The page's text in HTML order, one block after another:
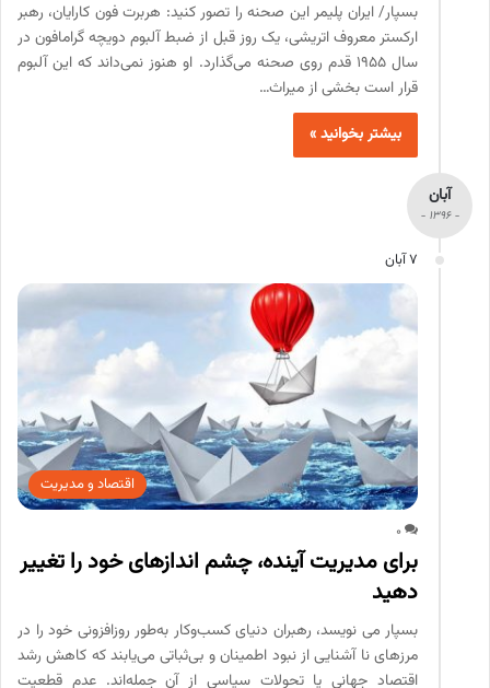
بسپار/ ایران پلیمر این صحنه را تصور کنید: هربرت فون کارایان، رهبر
ارکستر معروف اتریشی، یک روز قبل از ضبط آلبوم دویچه گرامافون در
سال ۱۹۵۵ قدم روی صحنه می‌گذارد. او هنوز نمی‌داند که این آلبوم
قرار است بخشی از میراث…
بیشتر بخوانید »
آبان
- 1396 -
7 آبان
اقتصاد و مدیریت
0
برای مدیریت آینده، چشم اندازهای خود را تغییر
دهید
بسپار می نویسد، رهبران دنیای کسب‌وکار به‌طور روز‌افزونی خود را در
مرزهای نا آشنایی از نبود اطمینان و بی‌ثباتی می‌یابند که کاهش رشد
اقتصاد جهانی یا تحولات سیاسی از آن جمله‌اند. عدم قطعیت